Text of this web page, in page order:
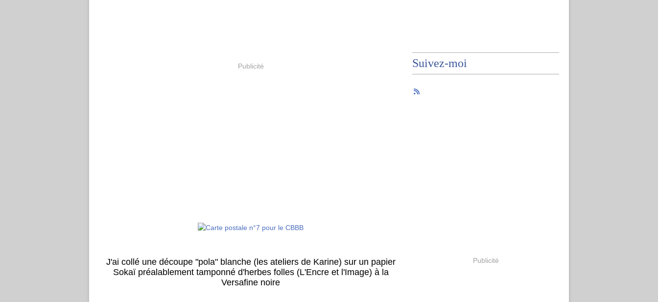
Publicité
J'ai collé une découpe "pola" blanche (les ateliers de Karine) sur un papier
Sokaï préalablement tamponné d'herbes folles (L'Encre et l'Image) à la
Versafine noire
Suivez-moi
Publicité